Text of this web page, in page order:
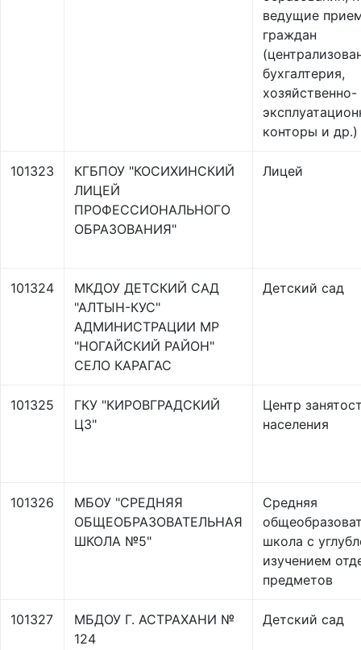
ведущие
граждан
бухгалтерия,
хозяйственно-
конторы и др.)
101323
КГБПОУ "КОСИХИНСКИЙ
ЛИЦЕЙ
ПРОФЕССИОНАЛЬНОГО
ОБРАЗОВАНИЯ"
Лицей
101324
МКДОУ ДЕТСКИЙ САД
"АЛТЫН-КУС"
АДМИНИСТРАЦИИ МР
"НОГАЙСКИЙ РАЙОН"
СЕЛО КАРАГАС
Детский сад
101325
ГКУ "КИРОВГРАДСКИЙ
ЦЗ"
Центр
населения
101326
МБОУ "СРЕДНЯЯ
ОБЩЕОБРАЗОВАТЕЛЬНАЯ
ШКОЛА №5"
Средняя
школа с
изучением
предметов
101327
МБДОУ Г. АСТРАХАНИ №
124
Детский сад